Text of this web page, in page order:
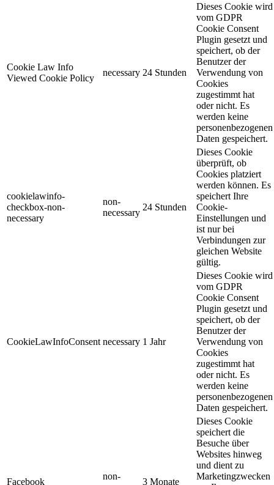
Cookie Law Info
Viewed Cookie Policy
necessary 24 Stunden
Dieses Cookie wird
vom GDPR
Cookie Consent
Plugin gesetzt und
speichert, ob der
Benutzer der
Verwendung von
Cookies
zugestimmt hat
oder nicht. Es
werden keine
personenbezogenen
Daten gespeichert.
cookielawinfo-
checkbox-non-
necessary
non-
necessary
24 Stunden
Dieses Cookie
überprüft, ob
Cookies platziert
werden können. Es
speichert Ihre
Cookie-
Einstellungen und
ist nur bei
Verbindungen zur
gleichen Website
gültig.
CookieLawInfoConsent necessary 1 Jahr
Dieses Cookie wird
vom GDPR
Cookie Consent
Plugin gesetzt und
speichert, ob der
Benutzer der
Verwendung von
Cookies
zugestimmt hat
oder nicht. Es
werden keine
personenbezogenen
Daten gespeichert.
Facebook
non-
3 Monate
Dieses Cookie
speichert die
Besuche über
Websites hinweg
und dient zu
Marketingzwecken